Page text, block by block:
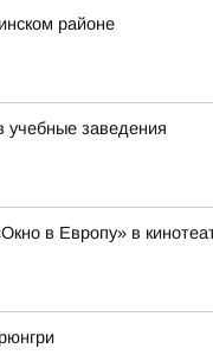
районе
учебные заведения
в Европу» в